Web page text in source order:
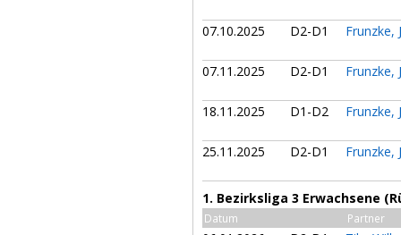
07.10.2025 D2-D1 Frunzke,
07.11.2025 D2-D1 Frunzke,
18.11.2025 D1-D2 Frunzke,
25.11.2025 D2-D1 Frunzke,
1. Bezirksliga 3 Erwachsene
Datum Partner